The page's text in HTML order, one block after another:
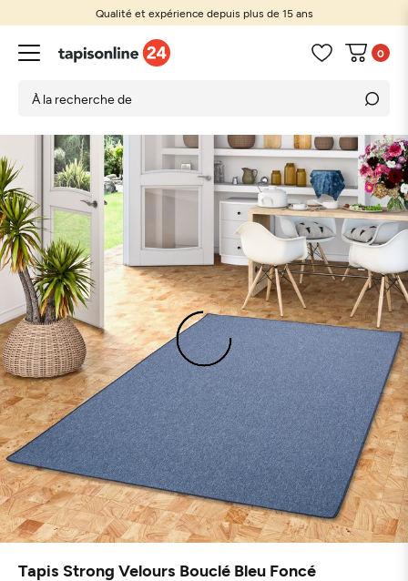
Qualité et expérience depuis plus de 15 ans
0
Tapis Strong Velours Bouclé Bleu Foncé